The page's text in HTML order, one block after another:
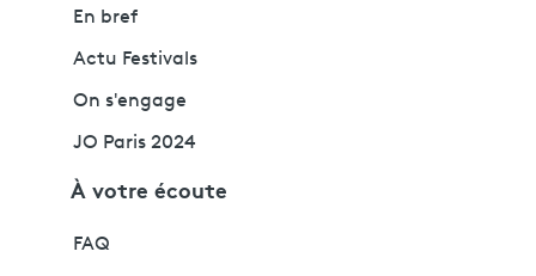
En bref
Actu Festivals
On s'engage
JO Paris 2024
À votre écoute
FAQ